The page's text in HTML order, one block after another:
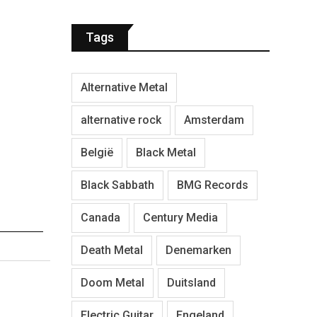
Tags
Alternative Metal
alternative rock Amsterdam
België Black Metal
Black Sabbath BMG Records
Canada Century Media
Death Metal Denemarken
Doom Metal Duitsland